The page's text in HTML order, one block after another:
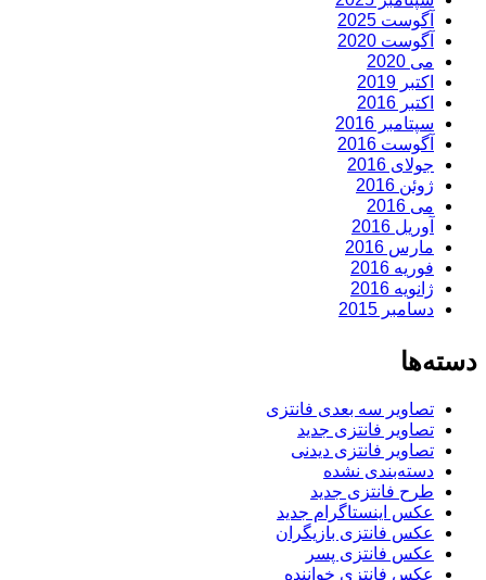
آگوست 2025
آگوست 2020
می 2020
اکتبر 2019
اکتبر 2016
سپتامبر 2016
آگوست 2016
جولای 2016
ژوئن 2016
می 2016
آوریل 2016
مارس 2016
فوریه 2016
ژانویه 2016
دسامبر 2015
دسته‌ها
تصاویر سه بعدی فانتزی
تصاویر فانتزی جدید
تصاویر فانتزی دیدنی
دسته‌بندی نشده
طرح فانتزی جدید
عکس اینستاگرام جدید
عکس فانتزی بازیگران
عکس فانتزی پسر
عکس فانتزی خواننده